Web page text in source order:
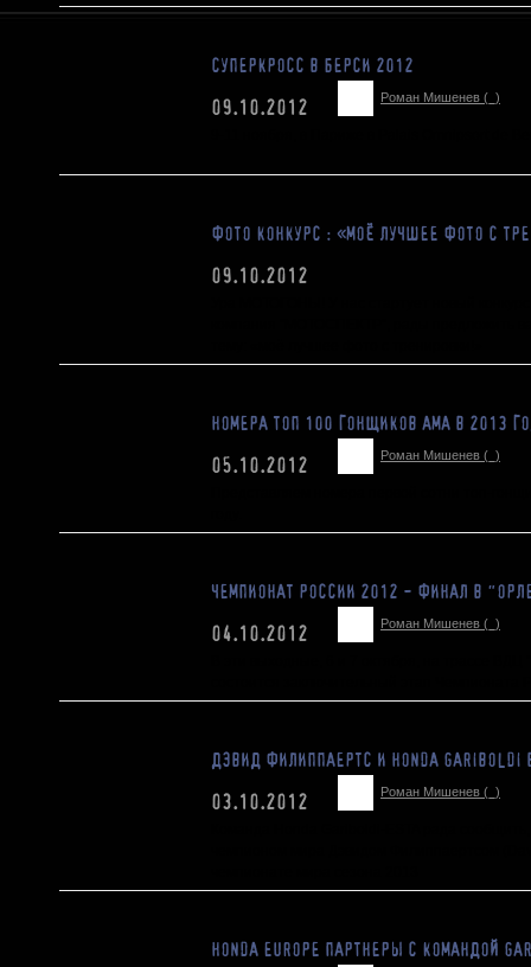
СУПЕРКРОСС В БЕРСИ 2012
09.10.2012 Роман Мишенев (_)
ФОТО КОНКУРС : «МОЁ ЛУЧШЕЕ ФОТО С
09.10.2012
НОМЕРА ТОП 100 ГОНЩИКОВ АМА В 2013
05.10.2012 Роман Мишенев (_)
ЧЕМПИОНАТ РОССИИ 2012 - ФИНАЛ В
04.10.2012 Роман Мишенев (_)
ДЭВИД ФИЛИППАЕРТС И HONDA
03.10.2012 Роман Мишенев (_)
HONDA EUROPE ПАРТНЕРЫ С КОМАНДОЙ